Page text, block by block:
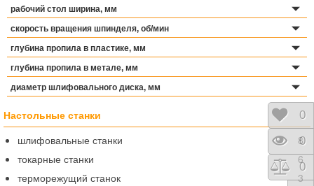
рабочий стол ширина, мм
скорость вращения шпинделя, об/мин
глубина пропила в пластике, мм
глубина пропила в метале, мм
диаметр шлифовального диска, мм
Настольные станки
8
шлифовальные станки
6
токарные станки
3
терморежущий станок
0
0
0